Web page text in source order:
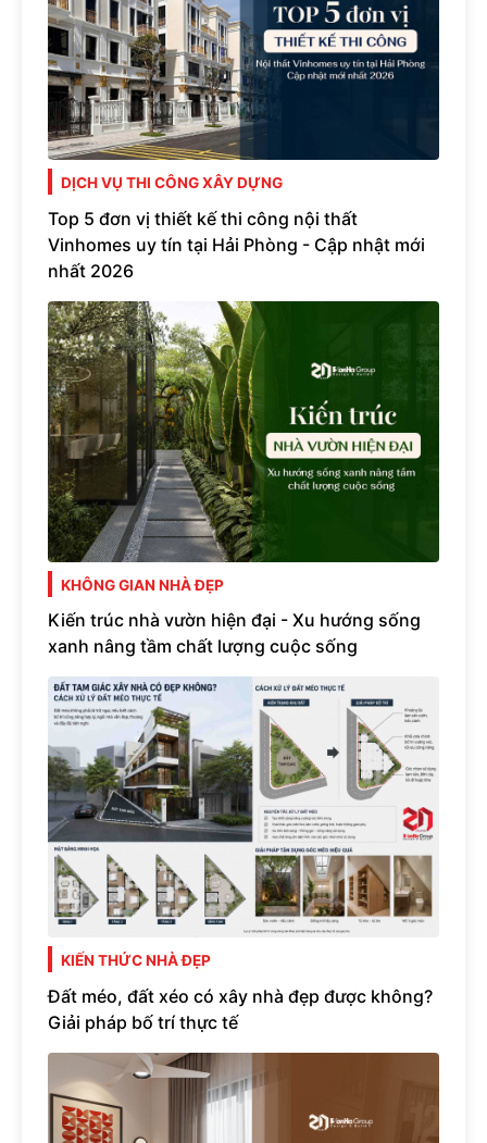
DỊCH VỤ THI CÔNG XÂY DỰNG
Top 5 đơn vị thiết kế thi công nội thất
Vinhomes uy tín tại Hải Phòng - Cập nhật mới
nhất 2026
KHÔNG GIAN NHÀ ĐẸP
Kiến trúc nhà vườn hiện đại - Xu hướng sống
xanh nâng tầm chất lượng cuộc sống
KIẾN THỨC NHÀ ĐẸP
Đất méo, đất xéo có xây nhà đẹp được không?
Giải pháp bố trí thực tế